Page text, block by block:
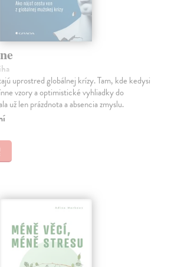
uprostred globálnej krízy. Tam, kde kedysi
vzory a optimistické vyhliadky do
už len prázdnota a absencia zmyslu.